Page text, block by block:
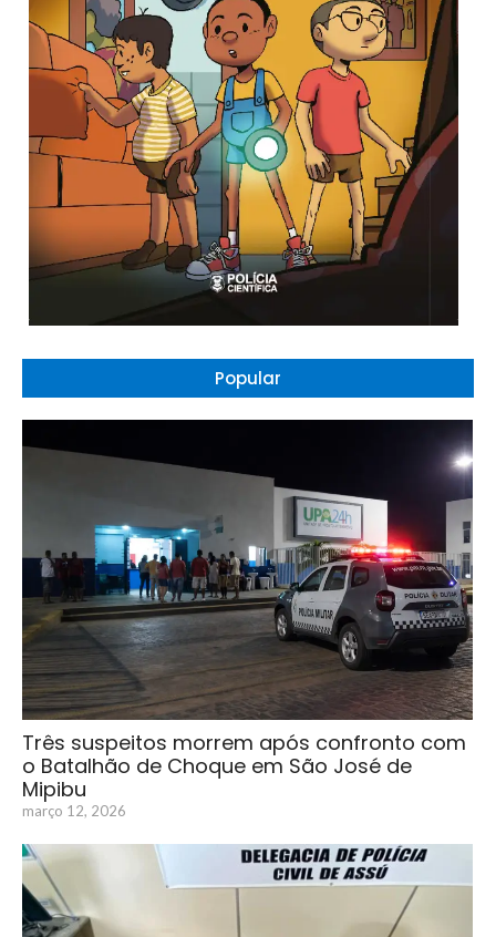
Popular
Três suspeitos morrem após confronto com
o Batalhão de Choque em São José de
Mipibu
março 12, 2026